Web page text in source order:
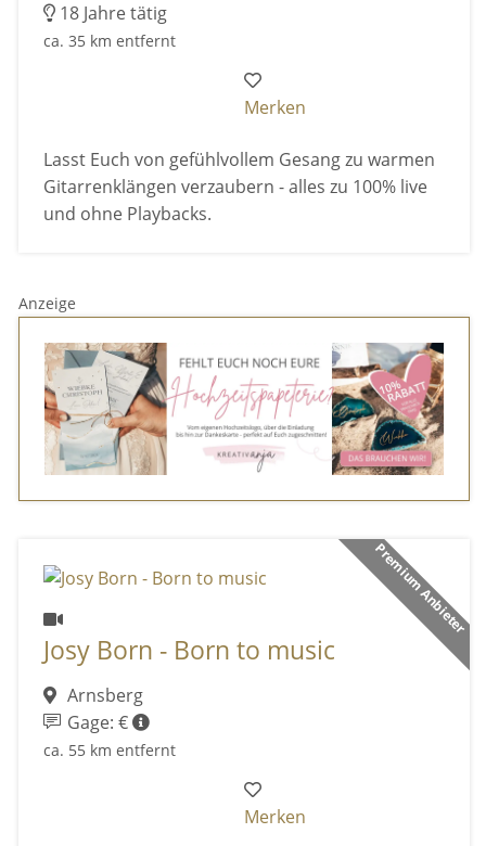
18 Jahre tätig
ca. 35 km entfernt
Merken
Lasst Euch von gefühlvollem Gesang zu warmen
Gitarrenklängen verzaubern - alles zu 100% live
und ohne Playbacks.
Anzeige
Premium Anbieter
Josy Born - Born to music
Arnsberg
Gage: €
ca. 55 km entfernt
Merken